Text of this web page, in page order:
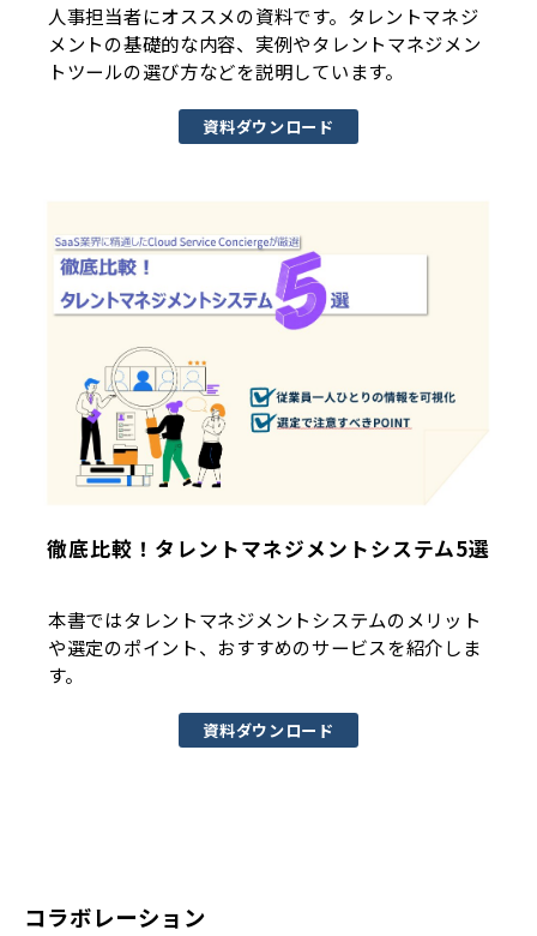
人事担当者にオススメの資料です。タレントマネジ
メントの基礎的な内容、実例やタレントマネジメン
トツールの選び方などを説明しています。
資料ダウンロード
徹底比較！タレントマネジメントシステム5選
本書ではタレントマネジメントシステムのメリット
や選定のポイント、おすすめのサービスを紹介しま
す。
資料ダウンロード
コラボレーション